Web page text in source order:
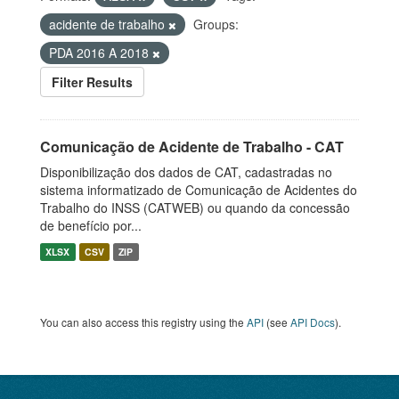
acidente de trabalho
Groups:
PDA 2016 A 2018
Filter Results
Comunicação de Acidente de Trabalho - CAT
Disponibilização dos dados de CAT, cadastradas no
sistema informatizado de Comunicação de Acidentes do
Trabalho do INSS (CATWEB) ou quando da concessão
de benefício por...
XLSX CSV ZIP
You can also access this registry using the API (see API Docs).